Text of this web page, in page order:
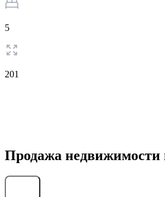
5
201
Продажа недвижимости